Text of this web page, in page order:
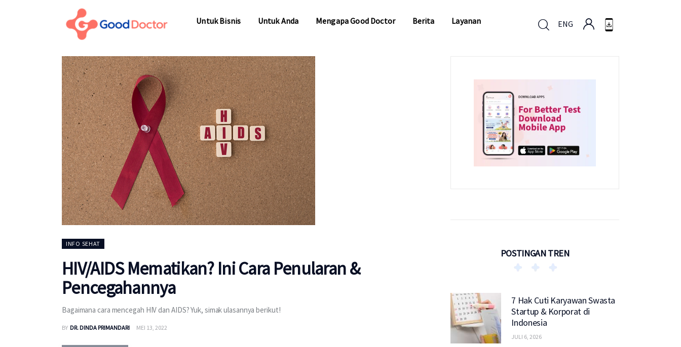
Untuk Bisnis Untuk Anda Mengapa Good Doctor Berita Layanan ENG
Untuk Bisnis Untuk Anda
Mengapa Good Doctor
INFO SEHAT
HIV/AIDS Mematikan? Ini Cara Penularan &
Pencegahannya
Bagaimana cara mencegah HIV dan AIDS? Yuk, simak ulasannya berikut!
BY DR. DINDA PRIMANDARI MEI 13, 2022
POSTINGAN TREN
7 Hak Cuti Karyawan Swasta
Startup & Korporat di
Indonesia
JULI 6, 2026